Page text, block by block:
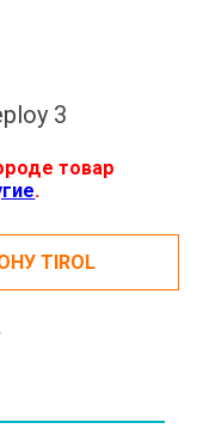
3
товар
.
TIROL